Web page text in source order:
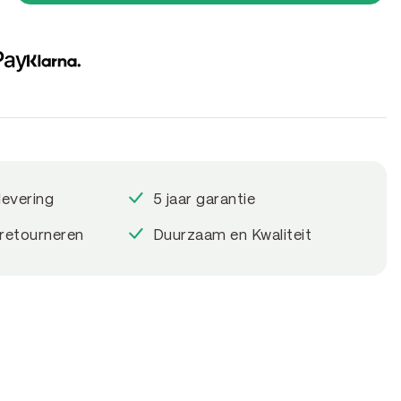
5 jaar garantie
Duurzaam en Kwaliteit